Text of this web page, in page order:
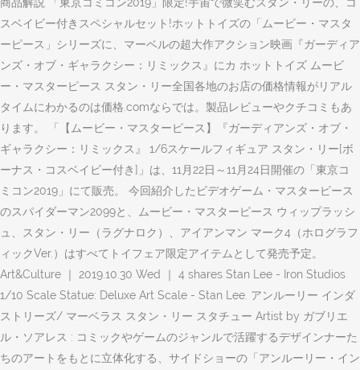
スベイビー付きスペシャルセット!ホットトイズの「ムービー・マスタ
ーピース」シリーズに、マーベルの超大作アクション映画『ガーディア
ンズ・オブ・ギャラクシー：リミックス』にカ ホットトイズ ムービ
ー・マスターピース スタン・リー全国各地のお店の価格情報がリアル
タイムにわかるのは価格.comならでは。製品レビューやクチコミもあ
ります。 「【ムービー・マスターピース】『ガーディアンズ・オブ・
ギャラクシー：リミックス』 1/6スケールフィギュア スタン・リー[ボ
ーナス・コスベイビー付き]」は、11月22日～11月24日開催の「東京コ
ミコン2019」にて販売。 今回紹介したビデオゲーム・マスターピース
のスパイダーマン2099と、ムービー・マスターピース ウィップラッシ
ュ、スタン・リー（ラグナロク）、アイアンマン マーク4（ホログラフ
ィックVer.）はすべてトイフェア限定アイテムとして発売予定。
Art&Culture ｜ 2019.10.30 Wed ｜ 4 shares Stan Lee - Iron Studios
1/10 Scale Statue: Deluxe Art Scale - Stan Lee. アンルーリー インダ
ストリーズ/ マーベラス スタン・リー スタチュー Artist by ガブリエ
ル・ソアレス : コミックやゲームのジャンルで活躍するデザインナーた
ちのアートをもとに立体化する、サイドショーの「アンルーリー・イン